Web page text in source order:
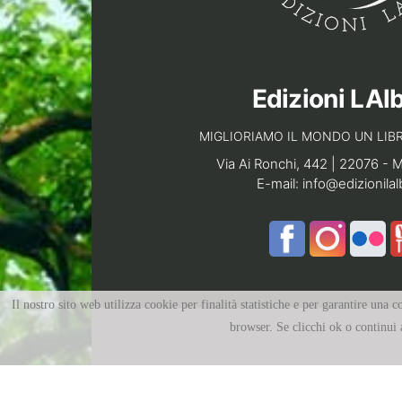
Il nostro sito web utilizza cookie per finalità statistiche e per garantire
browser. Se clicchi ok o continui
Edizioni
MIGLIORIAMO IL MONDO UN
Via Ai Ronchi, 442 | 22076 -
E-mail: